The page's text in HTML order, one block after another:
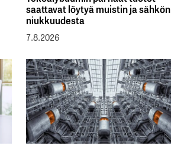
saattavat löytyä muistin ja sähkön
niukkuudesta
7.8.2026